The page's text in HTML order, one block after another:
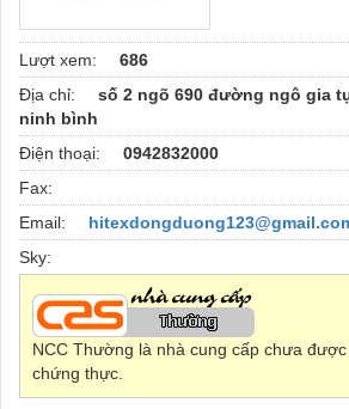
Lượt xem:
686
Địa chỉ:
số 2 ngõ 690 đường ngô gia
ninh bình
Điện thoại:
0942832000
Fax:
Email:
Sky:
NCC Thường là nhà cung cấp chưa
chứng thực.